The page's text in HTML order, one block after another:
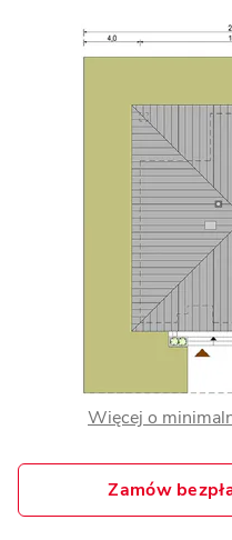
Więcej o
Zamów